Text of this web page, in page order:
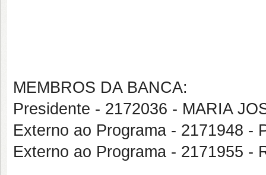
MEMBROS DA BANCA:
Presidente - 2172036 - MARIA
Externo ao Programa - 2171948 -
Externo ao Programa - 2171955 -